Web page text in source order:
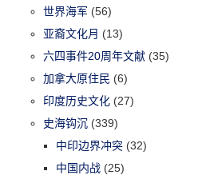
世界海军 (56)
亚裔文化月 (13)
六四事件20周年文献 (35)
加拿大原住民 (6)
印度历史文化 (27)
史海钩沉 (339)
中印边界冲突 (32)
中国内战 (25)